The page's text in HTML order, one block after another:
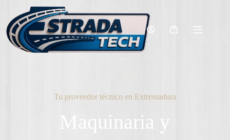
Tu proveedor técnico en Extremadura
Maquinaria y